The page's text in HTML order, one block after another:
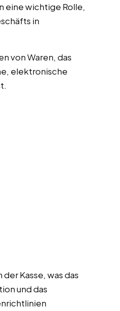
eine wichtige Rolle,
in
von Waren, das
elektronische
Kasse, was das
und das